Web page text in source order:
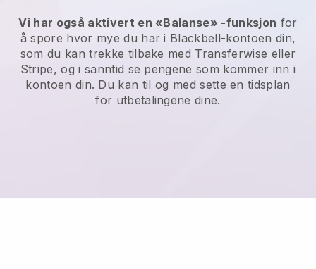
Vi har også aktivert en «Balanse» -funksjon for
å spore hvor mye du har i Blackbell-kontoen din,
som du kan trekke tilbake med Transferwise eller
Stripe, og i sanntid se pengene som kommer inn i
kontoen din. Du kan til og med sette en tidsplan
for utbetalingene dine.